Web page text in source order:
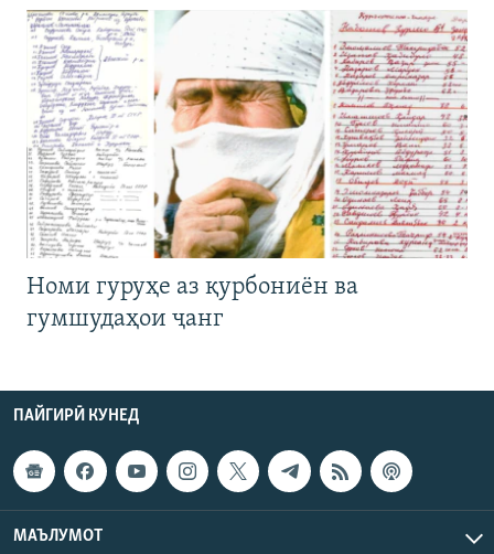
Номи гуруҳе аз қурбониён ва
гумшудаҳои ҷанг
ПАЙГИРӢ КУНЕД
МАЪЛУМОТ